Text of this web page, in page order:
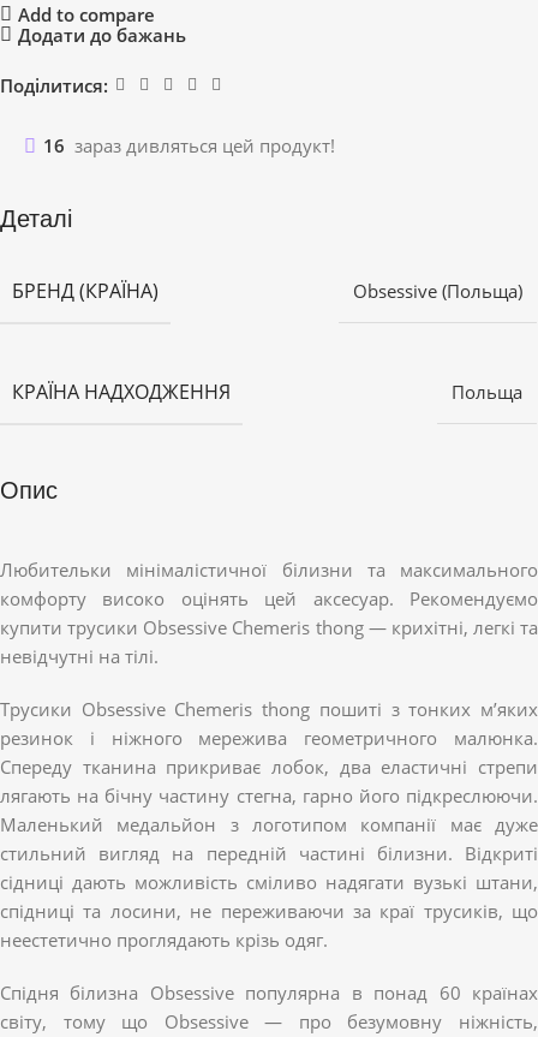
Add to compare
Додати до бажань
Поділитися:
16 зараз дивляться цей продукт!
Деталі
БРЕНД (КРАЇНА) Obsessive (Польща)
КРАЇНА НАДХОДЖЕННЯ Польща
Опис
Любительки мінімалістичної білизни та максимального
комфорту високо оцінять цей аксесуар. Рекомендуємо
купити трусики Obsessive Chemeris thong — крихітні, легкі та
невідчутні на тілі.
Трусики Obsessive Chemeris thong пошиті з тонких м’яких
резинок і ніжного мережива геометричного малюнка.
Спереду тканина прикриває лобок, два еластичні стрепи
лягають на бічну частину стегна, гарно його підкреслюючи.
Маленький медальйон з логотипом компанії має дуже
стильний вигляд на передній частині білизни. Відкриті
сідниці дають можливість сміливо надягати вузькі штани,
спідниці та лосини, не переживаючи за краї трусиків, що
неестетично проглядають крізь одяг.
Спідня білизна Obsessive популярна в понад 60 країнах
світу, тому що Obsessive — про безумовну ніжність,